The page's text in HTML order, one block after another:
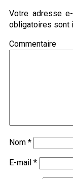
Votre adresse
obligatoires sont
Nom *
E-mail *